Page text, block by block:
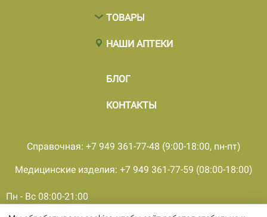
ТОВАРЫ
НАШИ АПТЕКИ
БЛОГ
КОНТАКТЫ
Пн - Вс 08:00-21:00
Справочная: +7 949 361-77-48 (9:00-18:00, пн-пт)
Медицинские изделия: +7 949 361-77-59 (08:00-18:00)